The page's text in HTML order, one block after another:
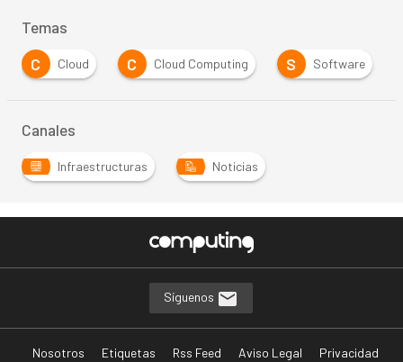
Temas
C
Cloud C Cloud Computing S Software
Canales
Infraestructuras Noticias
Síguenos
Nosotros Etiquetas Rss Feed Aviso Legal
Privacidad